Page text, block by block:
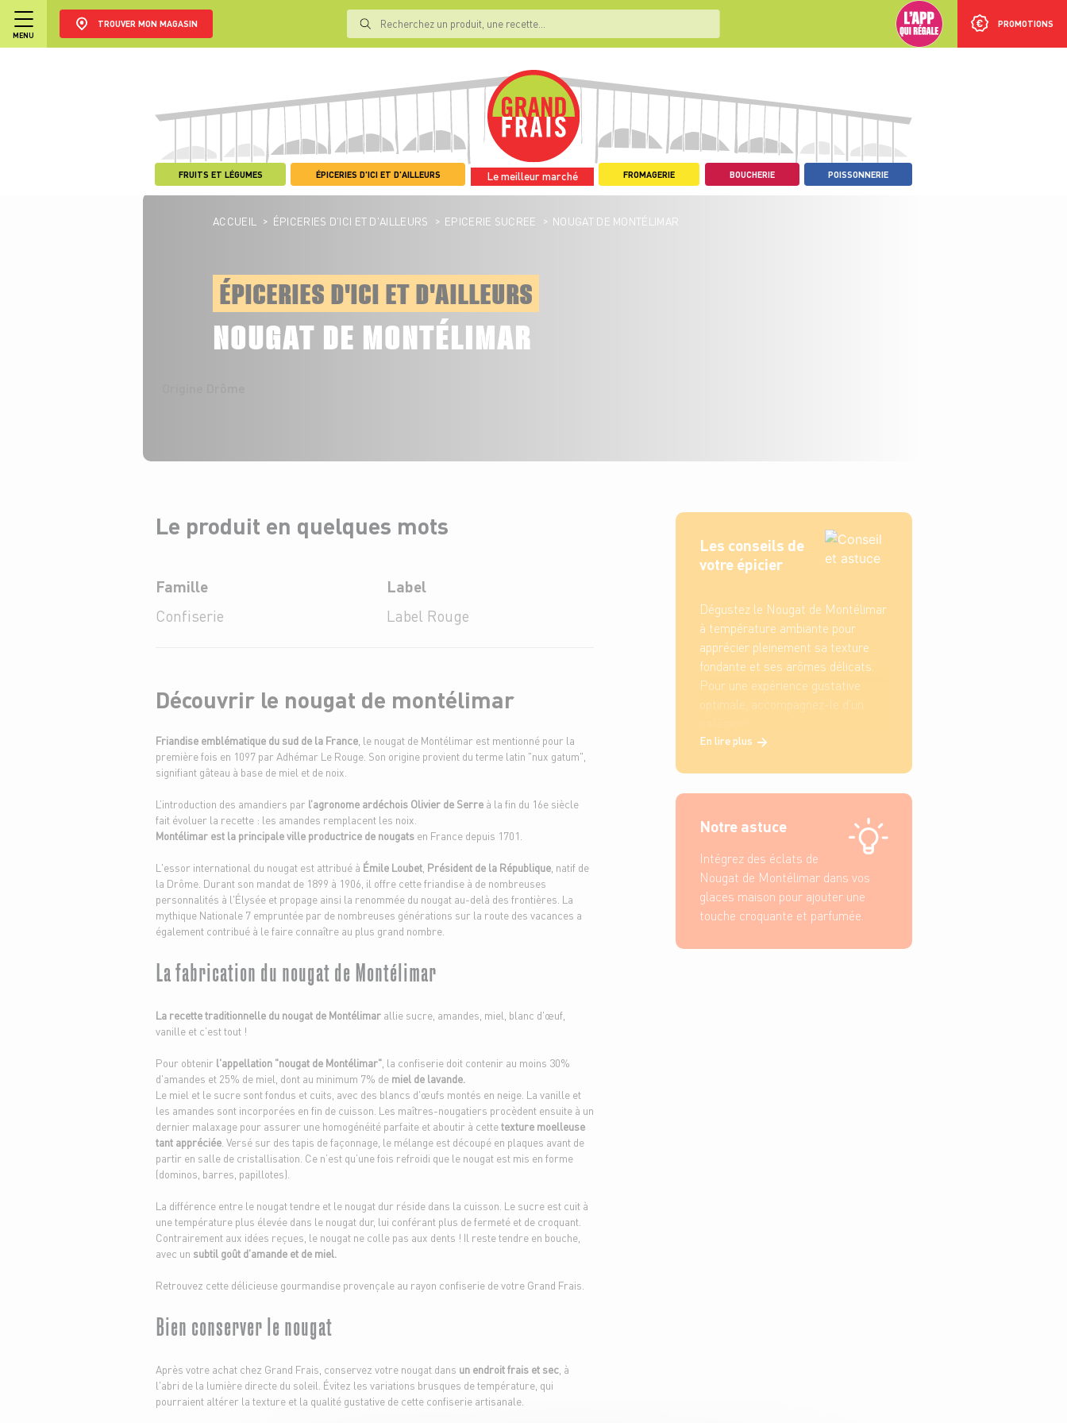
MENU
TROUVER MON MAGASIN PROMOTIONS
FRUITS ET LÉGUMES ÉPICERIES D'ICI ET D'AILLEURS Le meilleur marché FROMAGERIE BOUCHERIE POISSONNERIE
ACCUEIL > ÉPICERIES D'ICI ET D'AILLEURS > EPICERIE SUCREE > NOUGAT DE MONTÉLIMAR
ÉPICERIES D'ICI ET D'AILLEURS
NOUGAT DE MONTÉLIMAR
Les conseils de
votre épicier
Dégustez le Nougat de Montélimar
à température ambiante pour
apprécier pleinement sa texture
fondante et ses arômes délicats.
Pour une expérience gustative
optimale, accompagnez-le d'un
En lire plus
Notre astuce
Intégrez des éclats de
Nougat de Montélimar dans vos
glaces maison pour ajouter une
touche croquante et parfumée.
Le produit en quelques mots
Famille
Confiserie
Label
Label Rouge
Découvrir le nougat de montélimar
Friandise emblématique du sud de la France , le nougat de Montélimar est mentionné pour la
première fois en 1097 par Adhémar Le Rouge. Son origine provient du terme latin "nux gatum",
signifiant gâteau à base de miel et de noix.
L’introduction des amandiers par l’agronome ardéchois Olivier de Serre à la fin du 16e siècle
fait évoluer la recette : les amandes remplacent les noix.
Montélimar est la principale ville productrice de nougats en France depuis 1701.
L'essor international du nougat est attribué à Émile Loubet Président de la République , natif de
la Drôme. Durant son mandat de 1899 à 1906, il offre cette friandise à de nombreuses
personnalités à l'Élysée et propage ainsi la renommée du nougat au-delà des frontières. La
mythique Nationale 7 empruntée par de nombreuses générations sur la route des vacances a
également contribué à le faire connaître au plus grand nombre.
La fabrication du nougat de Montélimar
La recette traditionnelle du nougat de Montélimar allie sucre, amandes, miel, blanc d'œuf,
vanille et c’est tout !
Pour obtenir l'appellation "nougat de Montélimar" , la confiserie doit contenir au moins 30%
d'amandes et 25% de miel, dont au minimum 7% de miel de lavande.
Le miel et le sucre sont fondus et cuits, avec des blancs d'œufs montés en neige. La vanille et
les amandes sont incorporées en fin de cuisson. Les maîtres-nougatiers procèdent ensuite à un
dernier malaxage pour assurer une homogénéité parfaite et aboutir à cettetexture moelleuse
tant appréciée . Versé sur des tapis de façonnage, le mélange est découpé en plaques avant de
partir en salle de cristallisation. Ce n’est qu’une fois refroidi que le nougat est mis en forme
(dominos, barres, papillotes).
La différence entre le nougat tendre et le nougat dur réside dans la cuisson. Le sucre est cuit à
une température plus élevée dans le nougat dur, lui conférant plus de fermeté et de croquant.
Contrairement aux idées reçues, le nougat ne colle pas aux dents ! Il reste tendre en bouche,
avec un subtil goût d’amande et de miel.
Retrouvez cette délicieuse gourmandise provençale au rayon confiserie de votre Grand Frais.
Bien conserver le nougat
Après votre achat chez Grand Frais, conservez votre nougat dans un endroit frais et sec , à
l'abri de la lumière directe du soleil. Évitez les variations brusques de température, qui
pourraient altérer la texture et la qualité gustative de cette confiserie artisanale.